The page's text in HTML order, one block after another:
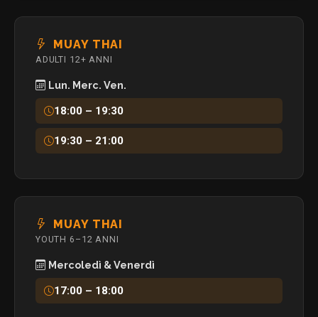
MUAY THAI
ADULTI 12+ ANNI
Lun. Merc. Ven.
18:00 – 19:30
19:30 – 21:00
MUAY THAI
YOUTH 6–12 ANNI
Mercoledì & Venerdì
17:00 – 18:00